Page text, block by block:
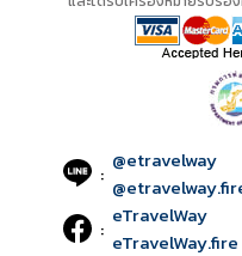
: @etravelway
: eTravelWay
eTravelWay.fire